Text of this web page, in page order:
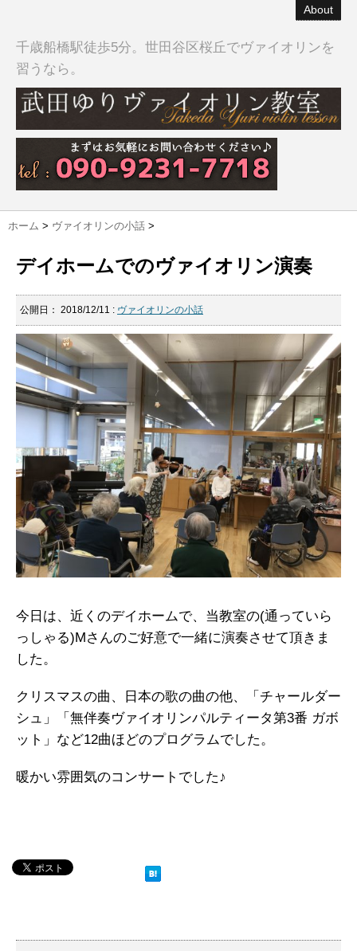
About
千歳船橋駅徒歩5分。世田谷区桜丘でヴァイオリンを
習うなら。
ホーム > ヴァイオリンの小話 >
デイホームでのヴァイオリン演奏
公開日： 2018/12/11 : ヴァイオリンの小話
今日は、近くのデイホームで、当教室の(通っていら
っしゃる)Mさんのご好意で一緒に演奏させて頂きま
した。
クリスマスの曲、日本の歌の曲の他、「チャールダー
シュ」「無伴奏ヴァイオリンパルティータ第3番 ガボ
ット」など12曲ほどのプログラムでした。
暖かい雰囲気のコンサートでした♪